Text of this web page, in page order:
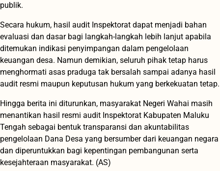
publik.
Secara hukum, hasil audit Inspektorat dapat menjadi bahan
evaluasi dan dasar bagi langkah-langkah lebih lanjut apabila
ditemukan indikasi penyimpangan dalam pengelolaan
keuangan desa. Namun demikian, seluruh pihak tetap harus
menghormati asas praduga tak bersalah sampai adanya hasil
audit resmi maupun keputusan hukum yang berkekuatan tetap.
Hingga berita ini diturunkan, masyarakat Negeri Wahai masih
menantikan hasil resmi audit Inspektorat Kabupaten Maluku
Tengah sebagai bentuk transparansi dan akuntabilitas
pengelolaan Dana Desa yang bersumber dari keuangan negara
dan diperuntukkan bagi kepentingan pembangunan serta
kesejahteraan masyarakat. (AS)